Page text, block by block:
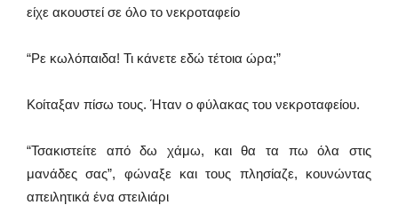
είχε ακουστεί σε όλο το νεκροταφείο
“Ρε κωλόπαιδα! Τι κάνετε εδώ τέτοια ώρα;”
Κοίταξαν πίσω τους. Ήταν ο φύλακας του νεκροταφείου.
“Τσακιστείτε από δω χάμω, και θα τα πω όλα στις
μανάδες σας”, φώναξε και τους πλησίαζε, κουνώντας
απειλητικά ένα στειλιάρι